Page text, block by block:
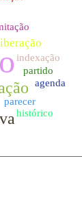
08-08-2026
08-08-2026
08-08-2026
08-08-2026